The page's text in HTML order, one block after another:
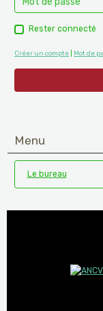
Rester connecté
Créer un compte Mot de
Menu
Le bureau